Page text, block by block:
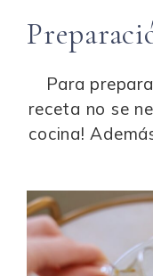
Para
receta no se
cocina!